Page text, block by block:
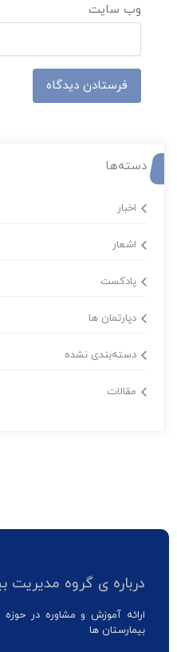
وب‌ سایت
دسته‌ها
اخبار
اشعار
پادکست
دپارتمان ها
دسته‌بندی نشده
مقالات
درباره ی گروه مدیریت
ارائه آموزش و مشاوره در
بیمارستان ها